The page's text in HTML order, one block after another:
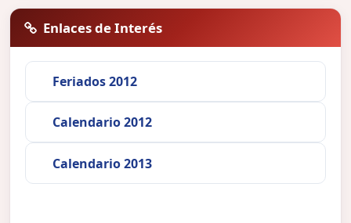
Enlaces de Interés
Feriados 2012
Calendario 2012
Calendario 2013